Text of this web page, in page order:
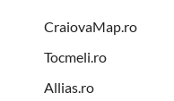
CraiovaMap.ro
Tocmeli.ro
Allias.ro